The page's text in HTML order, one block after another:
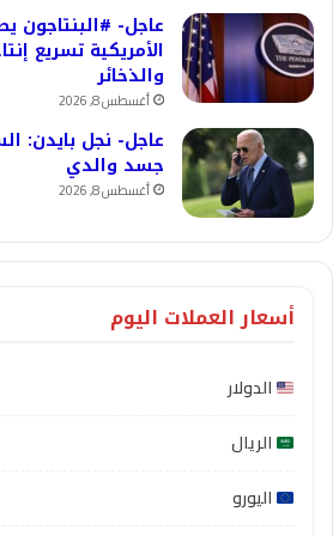
عاجل- #البنتاجون
الأمريكية تسريع
والذخائر
أغسطس 8, 2026
عاجل- نجل بايدن:
جسد والدي
أغسطس 8, 2026
أسعار العملات اليوم
الدولار
الريال
اليورو